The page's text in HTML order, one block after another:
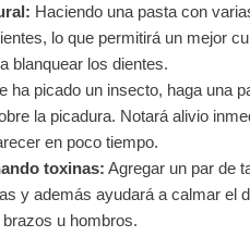
Haciendo una pasta con
lo que permitirá un mejor
blanquear los dientes.
ha picado un insecto, haga una
la picadura. Notará alivio
en poco tiempo.
toxinas: Agregar un par de
y además ayudará a calmar el
u hombros.